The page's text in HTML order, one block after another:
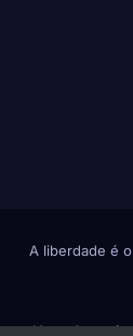
A liberdade é
HomeAnuncie